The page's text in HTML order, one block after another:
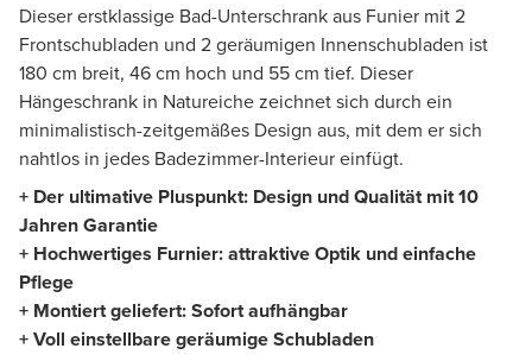
Dieser erstklassige Bad-Unterschrank aus Funier mit 2
Frontschubladen und 2 geräumigen Innenschubladen ist
180 cm breit, 46 cm hoch und 55 cm tief. Dieser
Hängeschrank in Natureiche zeichnet sich durch ein
minimalistisch-zeitgemäßes Design aus, mit dem er sich
nahtlos in jedes Badezimmer-Interieur einfügt.
+ Der ultimative Pluspunkt: Design und Qualität mit 10
Jahren Garantie
+ Hochwertiges Furnier:attraktive Optik und einfache
Pflege
+ Montiert geliefert: Sofort aufhängbar
+ Voll einstellbare geräumige Schubladen